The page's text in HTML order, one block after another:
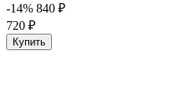
-14% 840 ₽
720 ₽
Купить